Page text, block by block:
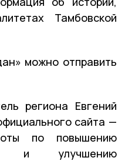
Тамбовской
можно отправить
региона Евгений
сайта —
по повышению
и улучшению